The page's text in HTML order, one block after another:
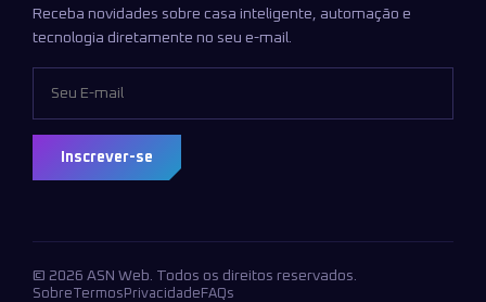
Receba novidades sobre casa inteligente, automação e
tecnologia diretamente no seu e-mail.
Inscrever-se
© 2026 ASN Web. Todos os direitos reservados.
SobreTermos Privacidade FAQs